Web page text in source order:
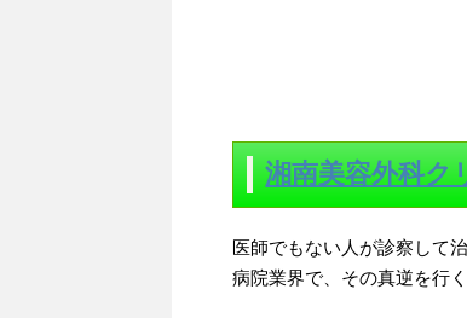
湘南美容外科ク
医師でもない人が診察して
病院業界で、その真逆を行